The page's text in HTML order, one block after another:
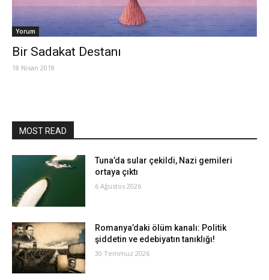
Yorum
Bir Sadakat Destanı
18 Nisan 2018
MOST READ
Tuna’da sular çekildi, Nazi gemileri
ortaya çıktı
6 Ağustos 2026
Romanya’daki ölüm kanalı: Politik
şiddetin ve edebiyatın tanıklığı!
30 Temmuz 2026